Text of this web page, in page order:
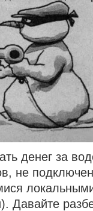
денег за
не
Давайте